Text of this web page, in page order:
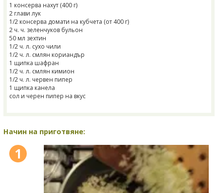
1 консерва нахут (400 г)
2 глави лук
1/2 консерва домати на кубчета (от 400 г)
2 ч. ч. зеленчуков бульон
50 мл зехтин
1/2 ч. л. сухо чили
1/2 ч. л. смлян кориандър
1 щипка шафран
1/2 ч. л. смлян кимион
1/2 ч. л. червен пипер
1 щипка канела
сол и черен пипер на вкус
Начин на приготвяне:
1